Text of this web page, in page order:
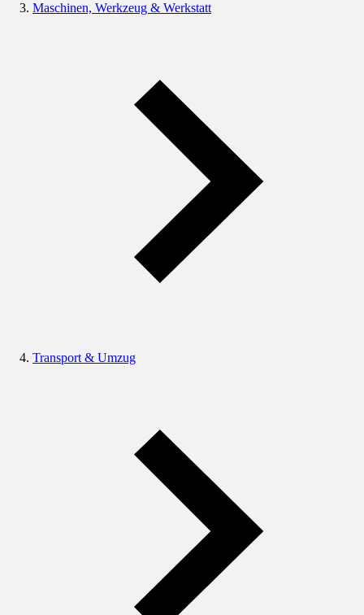
Maschinen, Werkzeug & Werkstatt
Transport & Umzug